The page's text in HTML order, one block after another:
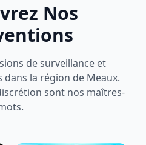
Nos
de surveillance et
la région de Meaux.
sont nos maîtres-